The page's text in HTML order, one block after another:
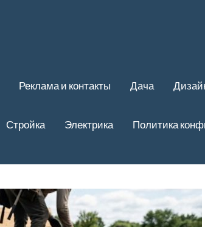
Реклама и контакты Дача
Стройка Электрика Политика